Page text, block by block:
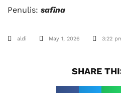
Penulis: safina
aldi May 1, 2026 3:22
SHARE